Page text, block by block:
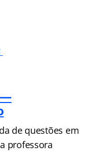
—
de questões em
professora